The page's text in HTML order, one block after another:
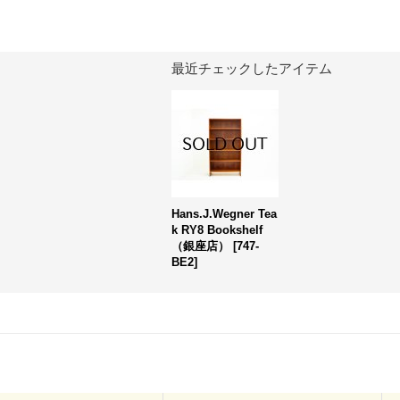
最近チェックしたアイテム
Hans.J.Wegner Tea
k RY8 Bookshelf
（銀座店）
[747-
BE2]